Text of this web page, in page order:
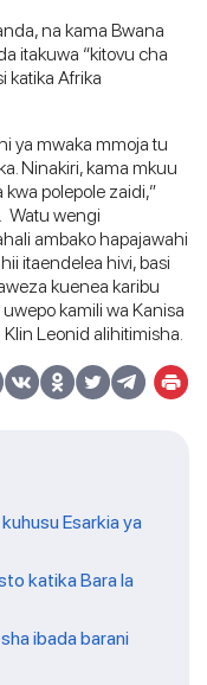
na kama Bwana
itakuwa “kitovu cha
katika Afrika
ya mwaka mmoja tu
Ninakiri, kama mkuu
polepole zaidi,”
Watu wengi
ambako hapajawahi
itaendelea hivi, basi
kuenea karibu
kamili wa Kanisa
Leonid alihitimisha.
Esarkia ya
katika Bara la
ibada barani